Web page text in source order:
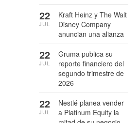
Kraft Heinz y The Walt
Disney Company
anuncian una alianza
22
JUL
Gruma publica su
reporte financiero del
segundo trimestre de
2026
22
JUL
Nestlé planea vender
a Platinum Equity la
22
JUL